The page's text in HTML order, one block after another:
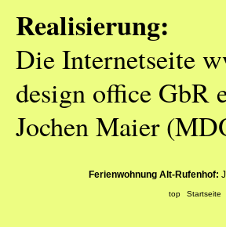
Realisierung:
Die Internetseite
design office GbR
Jochen Maier
Ferienwohnung Alt-Rufenhof:
top Startseite